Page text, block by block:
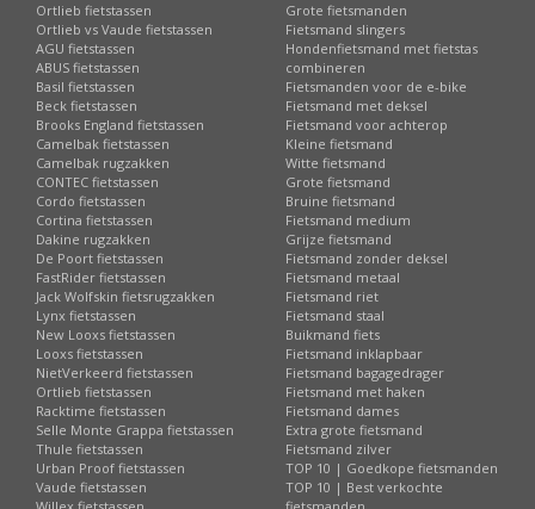
Ortlieb fietstassen
Ortlieb vs Vaude fietstassen
AGU fietstassen
ABUS fietstassen
Basil fietstassen
Beck fietstassen
Brooks England fietstassen
Camelbak fietstassen
Camelbak rugzakken
CONTEC fietstassen
Cordo fietstassen
Cortina fietstassen
Dakine rugzakken
De Poort fietstassen
FastRider fietstassen
Jack Wolfskin fietsrugzakken
Lynx fietstassen
New Looxs fietstassen
Looxs fietstassen
NietVerkeerd fietstassen
Ortlieb fietstassen
Racktime fietstassen
Selle Monte Grappa fietstassen
Thule fietstassen
Urban Proof fietstassen
Vaude fietstassen
Grote fietsmanden
Fietsmand slingers
Hondenfietsmand met fietstas
combineren
Fietsmanden voor de e-bike
Fietsmand met deksel
Fietsmand voor achterop
Kleine fietsmand
Witte fietsmand
Grote fietsmand
Bruine fietsmand
Fietsmand medium
Grijze fietsmand
Fietsmand zonder deksel
Fietsmand metaal
Fietsmand riet
Fietsmand staal
Buikmand fiets
Fietsmand inklapbaar
Fietsmand bagagedrager
Fietsmand met haken
Fietsmand dames
Extra grote fietsmand
Fietsmand zilver
TOP 10 | Goedkope fietsmanden
TOP 10 | Best verkochte